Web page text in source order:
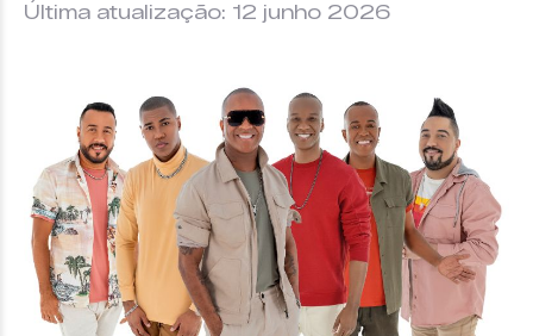
Última atualização: 12 junho 2026